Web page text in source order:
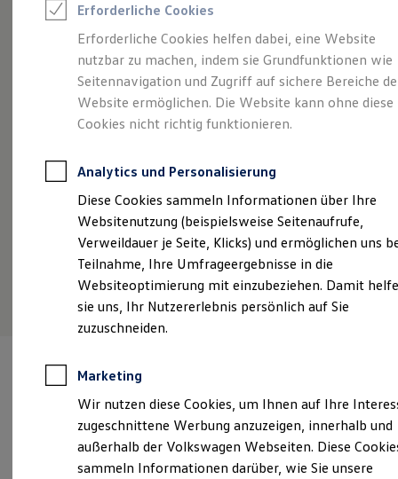
Leasing
Leasing-Angebote
Gebrauchtwagen Leasing
Junge Gebrauchtwagen-Leasing
Elektroauto Leasing
Kleinwagen-Leasing
Leasing ohne Anzahlung
Finanzierung
Kfz-Versicherung
Restschuldversicherungen
Garantien
Wartungsverträge
Geschäftskunden
Professional Class bei Volkswagen
Großkunden
Behörden
Direktkunden
Sonderfahrzeuge
Anpfiff zum Gewinn
Elektroautos
ID. Tutorials
Elektrofahrzeugkonzepte
Reichweite
Reichweite der ID. Modelle
Reichweite im Winter
Angebot gültig bis 30.09.2026
Eine Spur Extra.
Der neue vollelektrische ID.
Ab 299,00 €mtl. leasen für Privatkunden | 1.490,00
€ Sonderzahlung | 48 Monate Laufzeit | Jährliche
Details ansehen
€
Verantwortlich für die Inhalte auf dieser Seite ist die Autohaus
Erlenhoff GmbH vormals Georg Löw (Impressum & Rechtliches)
Erforderliche Cookies
Erforderliche Cookies helfen dabei, eine Website
nutzbar zu machen, indem sie Grundfunktionen wie
Seitennavigation und Zugriff auf sichere Bereiche
Website ermöglichen. Die Website kann ohne diese
Cookies nicht richtig funktionieren.
Analytics und Personalisierung
Diese Cookies sammeln Informationen über Ihre
Websitenutzung (beispielsweise Seitenaufrufe,
Verweildauer je Seite, Klicks) und ermöglichen uns
Teilnahme, Ihre Umfrageergebnisse in die
Websiteoptimierung mit einzubeziehen. Damit
sie uns, Ihr Nutzererlebnis persönlich auf Sie
zuzuschneiden.
Marketing
Wir nutzen diese Cookies, um Ihnen auf Ihre
zugeschnittene Werbung anzuzeigen, innerhalb und
außerhalb der Volkswagen Webseiten. Diese
sammeln Informationen darüber, wie Sie unsere